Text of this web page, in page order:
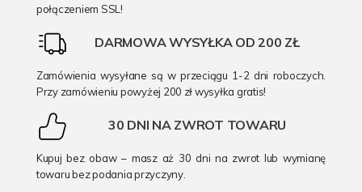
połączeniem SSL!
DARMOWA WYSYŁKA OD 200 ZŁ
Zamówienia wysyłane są w przeciągu 1-2 dni roboczych.
Przy zamówieniu powyżej 200 zł wysyłka gratis!
30 DNI NA ZWROT TOWARU
Kupuj bez obaw – masz aż 30 dni na zwrot lub wymianę
towaru bez podania przyczyny.